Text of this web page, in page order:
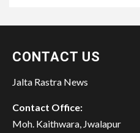
CONTACT US
Jalta Rastra News
Contact Office:
Moh. Kaithwara, Jwalapur